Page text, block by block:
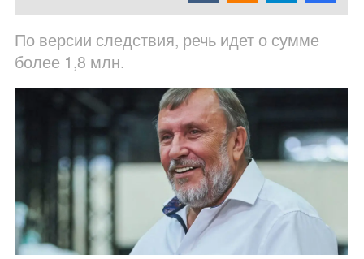
По версии следствия, речь идет о сумме
более 1,8 млн.